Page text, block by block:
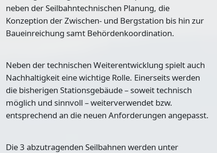
neben der Seilbahntechnischen Planung, die
Konzeption der Zwischen- und Bergstation bis hin zur
Baueinreichung samt Behördenkoordination.
Neben der technischen Weiterentwicklung spielt auch
Nachhaltigkeit eine wichtige Rolle. Einerseits werden
die bisherigen Stationsgebäude – soweit technisch
möglich und sinnvoll – weiterverwendet bzw.
entsprechend an die neuen Anforderungen angepasst.
Die 3 abzutragenden Seilbahnen werden unter